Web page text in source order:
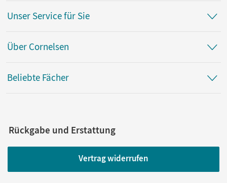
Unser Service für Sie
Über Cornelsen
Beliebte Fächer
Rückgabe und Erstattung
Vertrag widerrufen